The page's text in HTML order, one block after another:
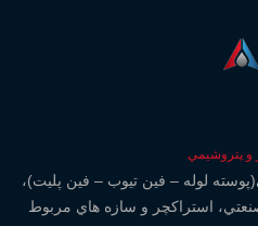
و پتروشيمي
لوله – فين تيوب – فين پليت)،
استراكچر و سازه هاي مربوط